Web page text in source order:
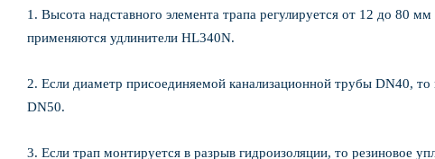
1. Высота надставного элемента трапа регулируется от 12 до 80
применяются удлинители HL340N.
2. Если диаметр присоединяемой канализационной трубы DN40,
DN50.
3. Если трап монтируется в разрыв гидроизоляции, то резиновое